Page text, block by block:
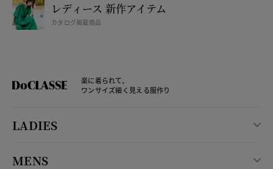
レディース 新作アイテム
カタログ掲載商品
楽に着られて、
ワンサイズ細く見える服作り
LADIES
MENS